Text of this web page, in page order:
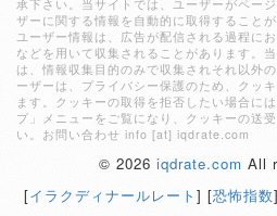
承下さい。当サイトでは、ユーザーがペー
ザーに関する情報を自動的に取得すること
ユーザー情報は、広告が配信される過程に
などを用いて収集されることがあります。
は、情報収集目的のみで収集されそれ以外
ーザーは、プライバシー保護のため、クッ
ます。クッキーの取得を拒否したい場合に
プ」メニューをご覧になり、クッキーの送
い。お問い合わせ info [at] iqdrate.com
© 2026 iqdrate.com All
[イラクディナールレート ] [恐怖指数